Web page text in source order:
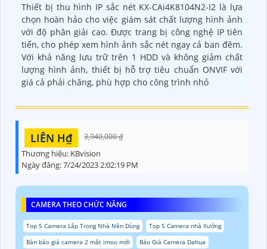
Thiết bị thu hình IP sắc nét KX-CAi4K8104N2-I2 là lựa
chọn hoàn hảo cho việc giám sát chất lượng hình ảnh
với độ phân giải cao. Được trang bị công nghệ IP tiên
tiến, cho phép xem hình ảnh sắc nét ngay cả ban đêm.
Với khả năng lưu trữ trên 1 HDD và không giảm chất
lượng hình ảnh, thiết bị hỗ trợ tiêu chuẩn ONVIF với
giá cả phải chăng, phù hợp cho công trình nhỏ
LIÊN H₫ 3,940,000 ₫
Thương hiệu: KBvision
Ngày đăng:7/24/2023 2:02:19 PM
CAMERA THEO CHỨC NĂNG
Top 5 Camera Lắp Trong Nhà Nên Dùng
Top 5 Camera nhà Xưởng
Bản báo giá camera 2 mắt imou mới
Báo Giá Camera Dahua